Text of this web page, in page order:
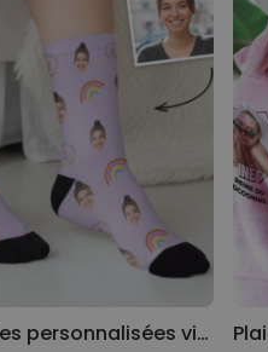
Chaussettes personnalisées visage différents motifs